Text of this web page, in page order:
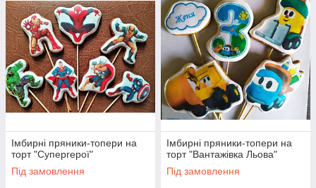
Імбирні пряники-топери на
торт "Супергерої"
Під замовлення
Імбирні пряники-топери на
торт "Вантажівка Льова"
Під замовлення